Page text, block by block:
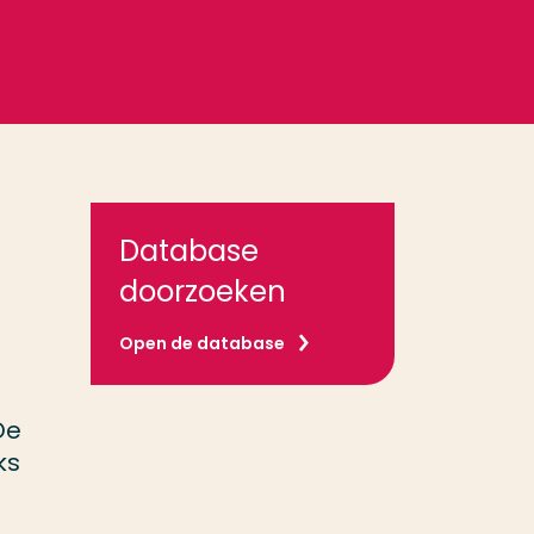
Database
doorzoeken
Open de database